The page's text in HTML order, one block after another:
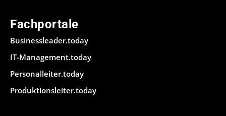
Fachportale
Businessleader.today
IT-Management.today
Personalleiter.today
Produktionsleiter.today